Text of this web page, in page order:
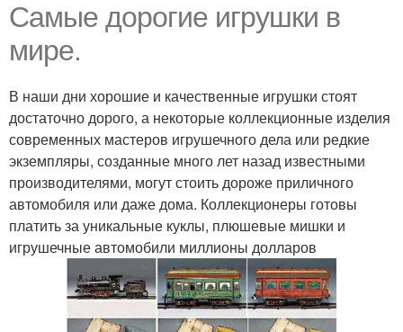
Самые дорогие игрушки в
мире.
В наши дни хорошие и качественные игрушки стоят
достаточно дорого, а некоторые коллекционные изделия
современных мастеров игрушечного дела или редкие
экземпляры, созданные много лет назад известными
производителями, могут стоить дороже приличного
автомобиля или даже дома. Коллекционеры готовы
платить за уникальные куклы, плюшевые мишки и
игрушечные автомобили миллионы долларов